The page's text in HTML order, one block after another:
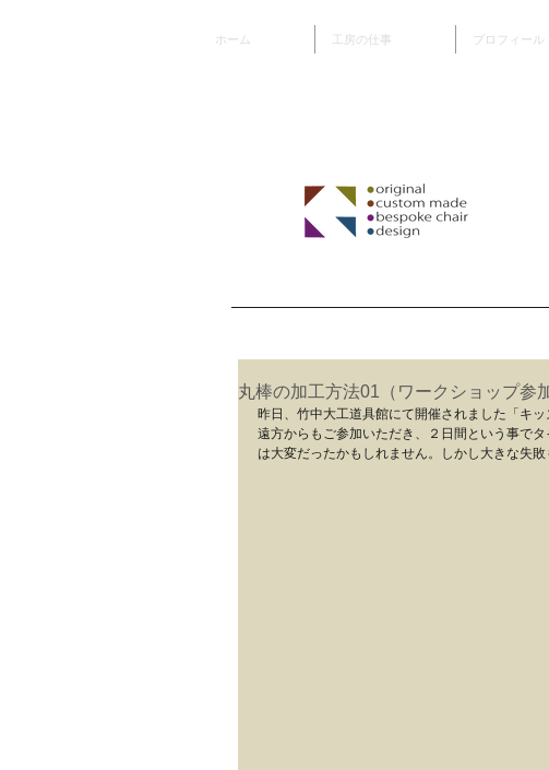
ホーム 工房の仕事 プロフィール
丸棒の加工方法01（ワークショップ参
昨日、竹中大工道具館にて開催されました「キ
遠方からもご参加いただき、２日間という事で
は大変だったかもしれません。しかし大きな失敗